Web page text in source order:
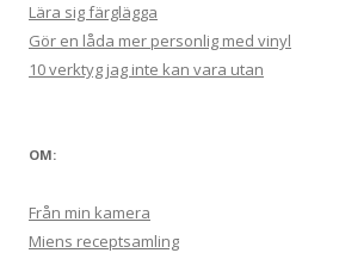
Lära sig färglägga
Gör en låda mer personlig med vinyl
10 verktyg jag inte kan vara utan
OM:
Från min kamera
Miens receptsamling